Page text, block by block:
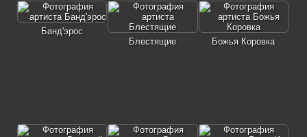
Банд'эрос
Блестящие
Божья Коровка